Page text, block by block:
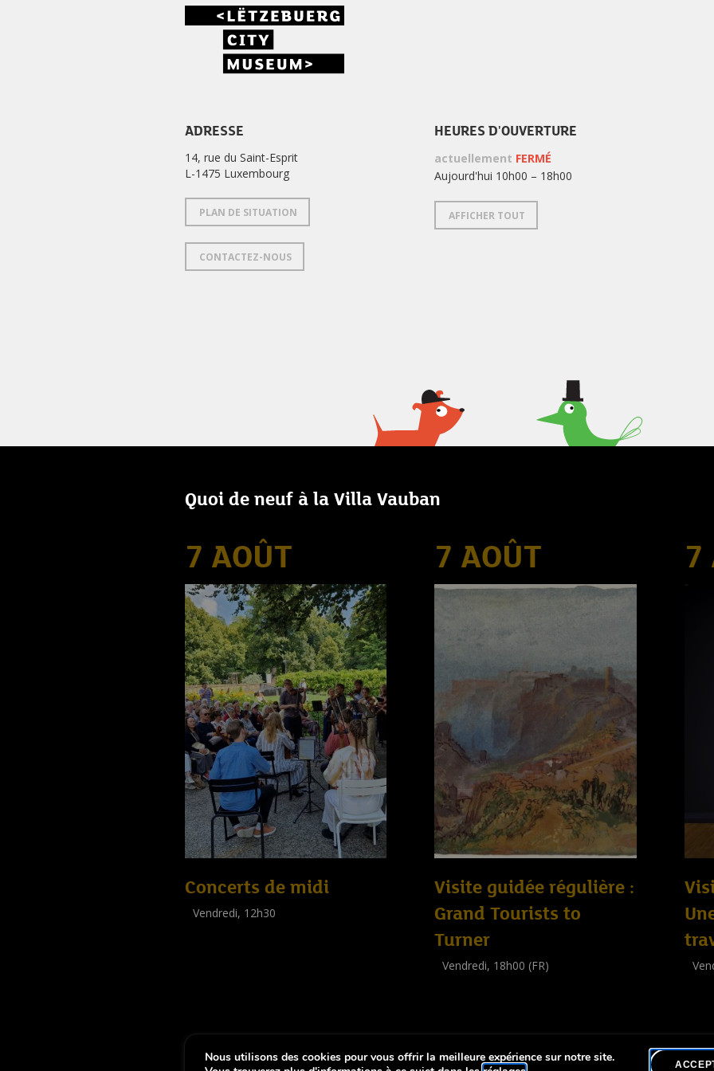
ADRESSE
14, rue du Saint-Esprit
L-1475 Luxembourg
PLAN DE SITUATION
CONTACTEZ-NOUS
HEURES D'OUVERTURE
actuellement FERMÉ
Aujourd'hui 10h00 – 18h00
AFFICHER TOUT
Quoi de neuf à la Villa Vauban
7 AOÛT
Concerts de midi
Vendredi, 12h30
7 AOÛT
Visite guidée régulière :
Grand Tourists to
Turner
Vendredi, 18h00 (FR)
7
Notice légale-Déclaration d’accessibilité
Nous utilisons des cookies pour vous offrir la meilleure expérience sur notre site.